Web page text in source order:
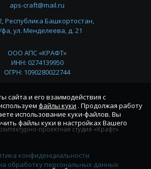
aps-craft@mail.ru
Республика Башкортостан,
ул. Менделеева, д. 21
ООО АПС «КРАФТ»
ИНН: 0274139950
ОГРН: 1090280022744
проектная студия «Крафт»
конфиденциальности
обработку персональных данных
сайта и его взаимодействия с
файлы куки . Продолжая работу
использование куки-файлов. Вы
файлы куки в настройках Вашего